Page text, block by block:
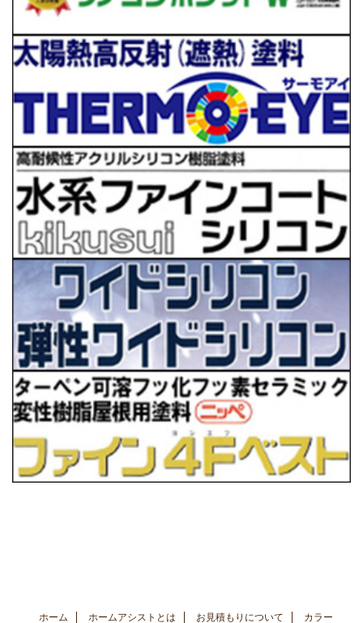
ホーム ホームアシストとは お見積もりについて カラー